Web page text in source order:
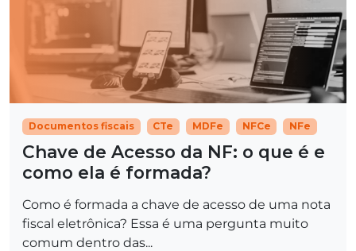
Documentos fiscais CTe MDFe NFCe NFe
Chave de Acesso da NF: o que é e
como ela é formada?
Como é formada a chave de acesso de uma nota
fiscal eletrônica? Essa é uma pergunta muito
comum dentro das...